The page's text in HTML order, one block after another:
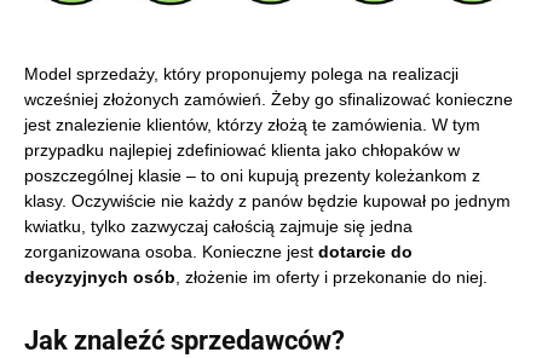
Model sprzedaży, który proponujemy polega na realizacji
wcześniej złożonych zamówień. Żeby go sfinalizować konieczne
jest znalezienie klientów, którzy złożą te zamówienia. W tym
przypadku najlepiej zdefiniować klienta jako chłopaków w
poszczególnej klasie – to oni kupują prezenty koleżankom z
klasy. Oczywiście nie każdy z panów będzie kupował po jednym
kwiatku, tylko zazwyczaj całością zajmuje się jedna
zorganizowana osoba. Konieczne jest dotarcie do
decyzyjnych osób, złożenie im oferty i przekonanie do niej.
Jak znaleźć sprzedawców?